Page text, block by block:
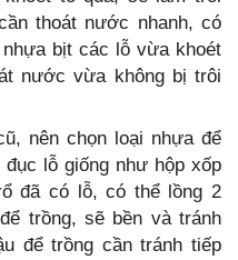
thoát nước nhanh, có
bịt các lỗ vừa khoét
nước vừa không bị trôi
nên chọn loại nhựa để
lỗ giống như hộp xốp
đã có lỗ, có thể lồng 2
trồng, sẽ bền và tránh
để trồng cần tránh tiếp